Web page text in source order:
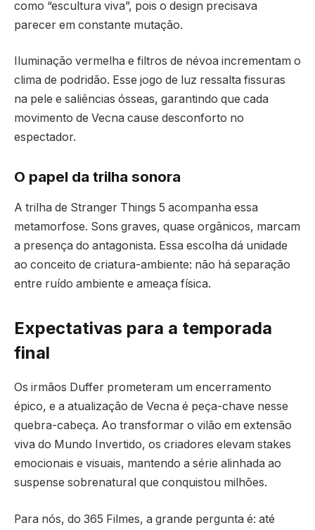
como “escultura viva”, pois o design precisava
parecer em constante mutação.
Iluminação vermelha e filtros de névoa incrementam o
clima de podridão. Esse jogo de luz ressalta fissuras
na pele e saliências ósseas, garantindo que cada
movimento de Vecna cause desconforto no
espectador.
O papel da trilha sonora
A trilha de Stranger Things 5 acompanha essa
metamorfose. Sons graves, quase orgânicos, marcam
a presença do antagonista. Essa escolha dá unidade
ao conceito de criatura-ambiente: não há separação
entre ruído ambiente e ameaça física.
Expectativas para a temporada
final
Os irmãos Duffer prometeram um encerramento
épico, e a atualização de Vecna é peça-chave nesse
quebra-cabeça. Ao transformar o vilão em extensão
viva do Mundo Invertido, os criadores elevam stakes
emocionais e visuais, mantendo a série alinhada ao
suspense sobrenatural que conquistou milhões.
Para nós, do 365 Filmes, a grande pergunta é: até